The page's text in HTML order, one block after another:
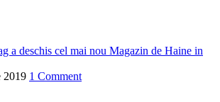
a deschis cel mai nou Magazin de Haine in
2019 1 Comment